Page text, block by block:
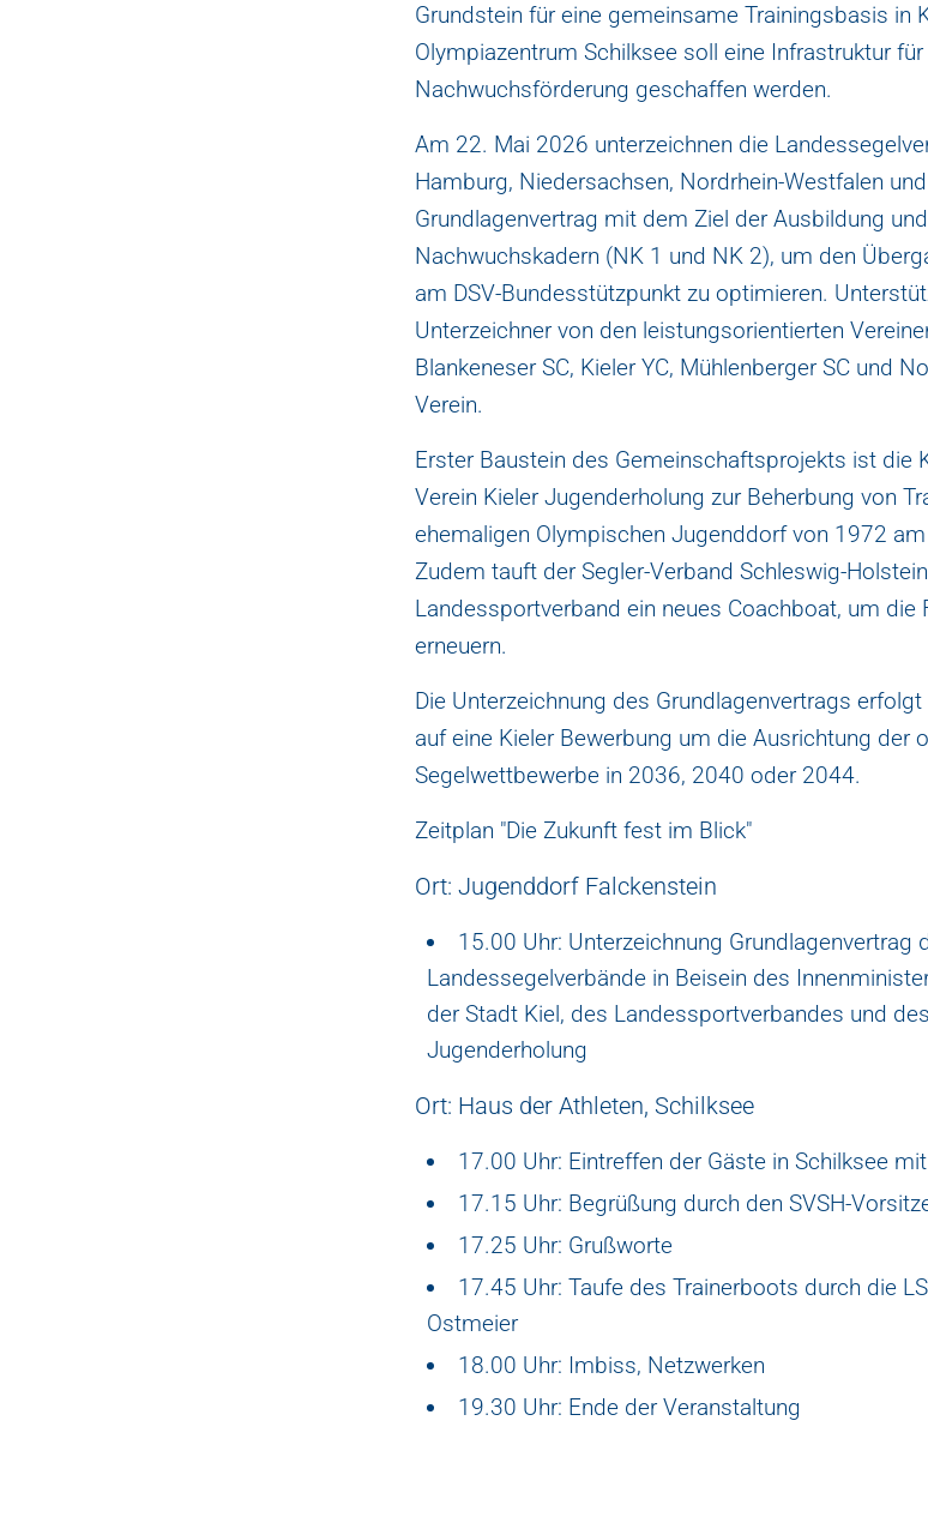
Grundstein für eine gemeinsame Trainingsbasis in
Olympiazentrum Schilksee soll eine Infrastruktur
Nachwuchsförderung geschaffen werden.
Am 22. Mai 2026 unterzeichnen die
Hamburg, Niedersachsen, Nordrhein-Westfalen
Grundlagenvertrag mit dem Ziel der Ausbildung
Nachwuchskadern (NK 1 und NK 2), um den
am DSV-Bundesstützpunkt zu optimieren.
Unterzeichner von den leistungsorientierten
Blankeneser SC, Kieler YC, Mühlenberger SC und
Verein.
Erster Baustein des Gemeinschaftsprojekts ist die
Verein Kieler Jugenderholung zur Beherbung von
ehemaligen Olympischen Jugenddorf von 1972
Zudem tauft der Segler-Verband Schleswig-
Landessportverband ein neues Coachboat, um die
erneuern.
Die Unterzeichnung des Grundlagenvertrags
auf eine Kieler Bewerbung um die Ausrichtung der
Segelwettbewerbe in 2036, 2040 oder 2044.
Zeitplan "Die Zukunft fest im Blick"
Ort: Jugenddorf Falckenstein
15.00 Uhr: Unterzeichnung Grundlagenvertrag
Landessegelverbände in Beisein des
der Stadt Kiel, des Landessportverbandes und
Jugenderholung
Ort: Haus der Athleten, Schilksee
17.00 Uhr: Eintreffen der Gäste in Schilksee
17.15 Uhr: Begrüßung durch den SVSH-
17.25 Uhr: Grußworte
17.45 Uhr: Taufe des Trainerboots durch die
Ostmeier
18.00 Uhr: Imbiss, Netzwerken
19.30 Uhr: Ende der Veranstaltung